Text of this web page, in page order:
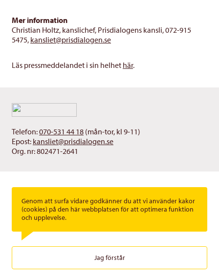
Mer information
Christian Holtz, kanslichef, Prisdialogens kansli, 072-915
5475, kansliet@prisdialogen.se
Läs pressmeddelandet i sin helhet här.
Genom att surfa vidare godkänner du att vi använder kakor
(cookies) på den här webbplatsen för att optimera funktion
och upplevelse.
Jag förstår
Telefon:070-531 44 18 (mån-tor, kl 9-11)
Epost: kansliet@prisdialogen.se
Org. nr: 802471-2641